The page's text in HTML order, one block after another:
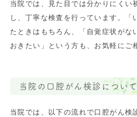
当院では、見た目では分かりにくい
し、丁寧な検査を行っています。「
たときはもちろん、「自覚症状がな
おきたい」という方も、お気軽にご
当院の口腔がん検診につい
当院では、以下の流れで口腔がん検